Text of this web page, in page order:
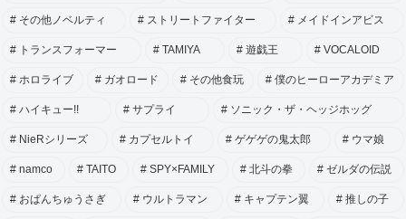
その他ノベルティ ストリートファイター メイドインアビス
トランスフォーマー TAMIYA 遊戯王 VOCALOID
ホロライブ ガオロード その他食玩 僕のヒーローアカデミア
ハイキュー!! サプライ ソニック・ザ・ヘッジホッグ
NieRシリーズ カプセルトイ ゲゲゲの鬼太郎 ウマ娘
namco TAITO SPY×FAMILY 北斗の拳 ゼルダの伝説
おぱんちゅうさぎ ウルトラマン キャプテン翼 推しの子